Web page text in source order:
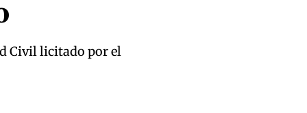
Civil licitado por el